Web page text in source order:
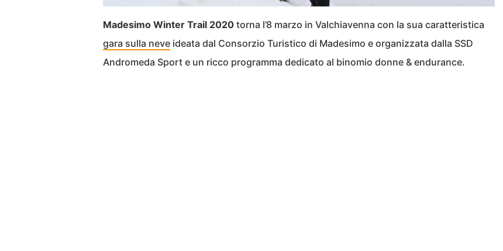
Madesimo Winter Trail 2020 torna l’8 marzo in Valchiavenna con la sua caratteristica
gara sulla neve ideata dal Consorzio Turistico di Madesimo e organizzata dalla SSD
Andromeda Sport e un ricco programma dedicato al binomio donne & endurance.